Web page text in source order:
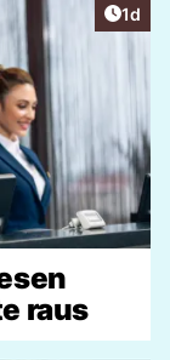
1d
raus